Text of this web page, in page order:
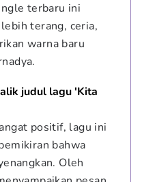
terbaru ini
terang, ceria,
warna baru
judul lagu 'Kita
positif, lagu ini
bahwa
Oleh